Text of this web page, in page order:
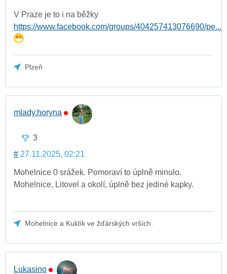
V Praze je to i na běžky
https://www.facebook.com/groups/404257413076690/pe...
Plzeň
mlady.horyna
3
# 27.11.2025, 02:21
Mohelnice 0 srážek. Pomoraví to úplně minulo.
Mohelnice, Litovel a okolí, úplně bez jediné kapky.
Mohelnice a Kuklík ve žďárských vrších.
Lukasino